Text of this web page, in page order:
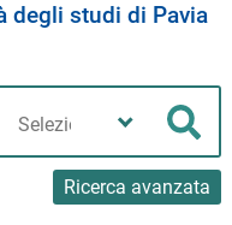
degli studi di Pavia
Ricerca avanzata
biblioteca